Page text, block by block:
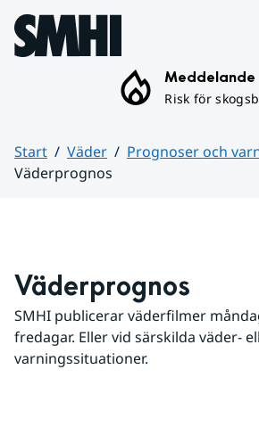
Hoppa till sidans innehåll
Meddelande
Risk för
Start Väder
Prognoser och
Väderprognos
Väderprognos
SMHI publicerar väderfilmer
fredagar. Eller vid särskilda väder-
varningssituationer.